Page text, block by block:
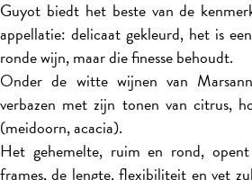
Guyot biedt het beste van de
appellatie: delicaat gekleurd, het is
ronde wijn, maar die finesse behoudt.
Onder de witte wijnen van
verbazen met zijn tonen van citrus,
(meidoorn, acacia).
Het gehemelte, ruim en rond,
frames, de lengte, flexibiliteit en vet